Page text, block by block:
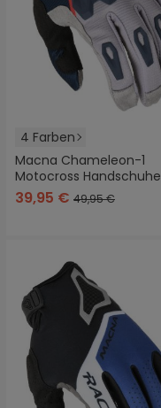
4 Farben
Macna Chameleon-1
Motocross Handschuhe
39,95 € 49,95 €